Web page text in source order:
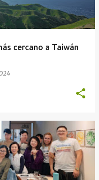
cercano a Taiwán